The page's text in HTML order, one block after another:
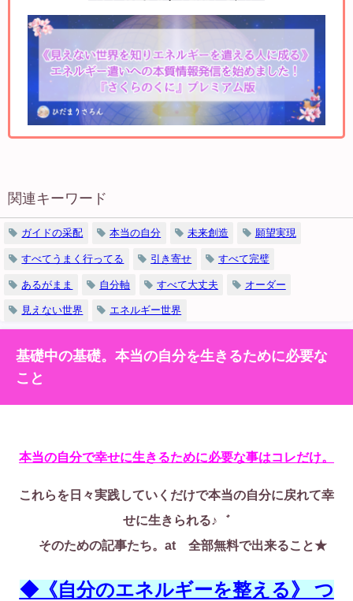
関連キーワード
ガイドの采配 本当の自分 未来創造 願望実現
すべてうまく行ってる 引き寄せ すべて完璧
あるがまま 自分軸 すべて大丈夫 オーダー
見えない世界 エネルギー世界
基礎中の基礎。本当の自分を生きるために必要な
こと
本当の自分で幸せに生きるために必要な事はコレだけ。
これらを日々実践していくだけで本当の自分に戻れて幸
せに生きられる♪゛
そのための記事たち。at 全部無料で出来ること★
◆《自分のエネルギーを整える》 つ